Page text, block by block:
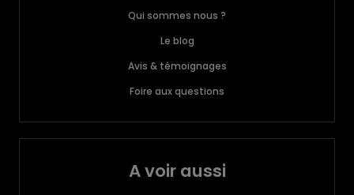
Qui sommes nous ?
Le blog
Avis & témoignages
Foire aux questions
A voir aussi